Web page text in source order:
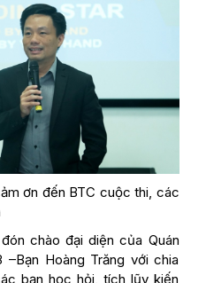
ơn đến BTC cuộc thi, các
chào đại diện của Quán
–Bạn Hoàng Trăng với chia
bạn học hỏi, tích lũy kiến